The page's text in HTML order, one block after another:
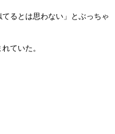
るとは思わない」とぶっちゃ
ていた。